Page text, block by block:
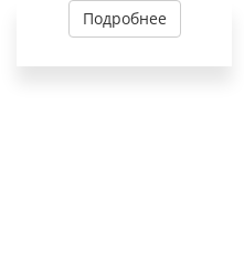
Подробнее